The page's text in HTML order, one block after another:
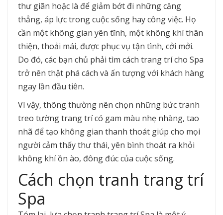
thư giãn hoặc là để giảm bớt đi những căng
thẳng, áp lực trong cuộc sống hay công việc. Họ
cần một không gian yên tĩnh, một không khí thân
thiện, thoải mái, được phục vụ tận tình, cởi mởi.
Do đó, các bạn chủ phải tìm cách trang trí cho Spa
trở nên thật phá cách và ấn tượng với khách hàng
ngay lần đầu tiên.
Vì vậy, thông thường nên chọn những bức tranh
treo tường trang trí có gam màu nhẹ nhàng, tao
nhã để tạo không gian thanh thoát giúp cho mọi
người cảm thấy thư thái, yên bình thoát ra khỏi
không khí ồn ào, đông đúc của cuộc sống.
Cách chọn tranh trang trí
Spa